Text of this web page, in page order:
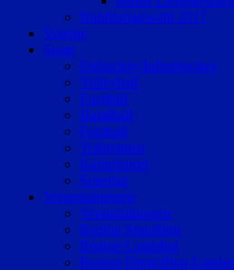
Bundestagswahl 2017
Vereine
Sport
Eishockey/Inlinehockey
Volleyball
Fussball
Handball
Football
Trabrennen
Kampfsport
Sonstige
Veranstaltungen
Veranstaltungen
Region Straubing
Region Landshut
Region Dingolfing-Landau